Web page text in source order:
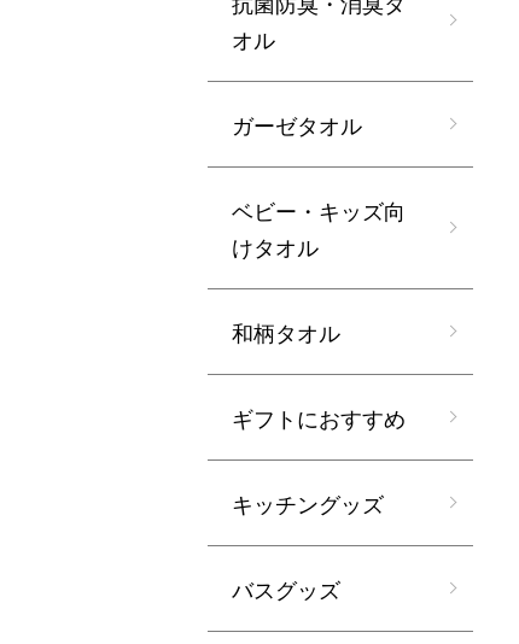
オル
ガーゼタオル
ベビー・キッズ向
けタオル
和柄タオル
ギフトにおすすめ
キッチングッズ
バスグッズ